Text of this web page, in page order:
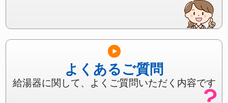
よくあるご質問
給湯器に関して、よくご質問いただく内容です